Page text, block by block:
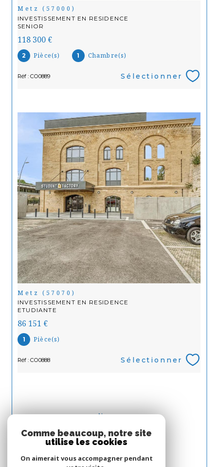
Metz (57000)
INVESTISSEMENT EN RESIDENCE
SENIOR
118 300 €
2 Pièce(s) 1 Chambre(s)
Réf : CO0889 Sélectionner
Metz (57070)
INVESTISSEMENT EN RESIDENCE
ETUDIANTE
86 151 €
1 Pièce(s)
Réf : CO0888 Sélectionner
Nous
Comme beaucoup, notre site
utilise les cookies
On aimerait vous accompagner pendant